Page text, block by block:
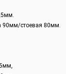
90мм/стоевая 80мм.